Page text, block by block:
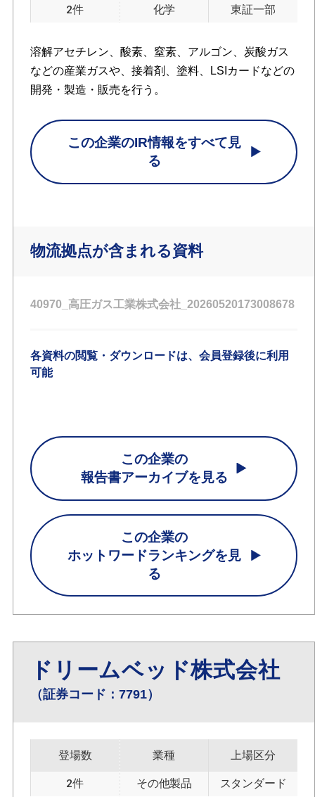
2件 化学 東証一部
溶解アセチレン、酸素、窒素、アルゴン、炭酸ガス
などの産業ガスや、接着剤、塗料、LSIカードなどの
開発・製造・販売を行う。
この企業のIR情報をすべて見
る
物流拠点が含まれる資料
40970_高圧ガス工業株式会社_20260520173008678
各資料の閲覧・ダウンロードは、会員登録後に利用
可能
この企業の
報告書アーカイブを見る
この企業の
ホットワードランキングを見
る
ドリームベッド株式会社
（証券コード：7791）
登場数
2件
業種
その他製品
上場区分
スタンダード